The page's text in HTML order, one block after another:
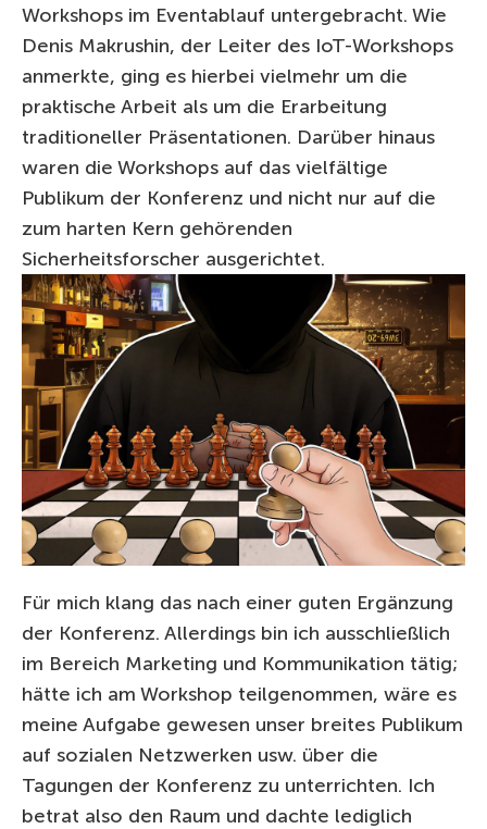
Workshops im Eventablauf untergebracht. Wie
Denis Makrushin, der Leiter des IoT-Workshops
anmerkte, ging es hierbei vielmehr um die
praktische Arbeit als um die Erarbeitung
traditioneller Präsentationen. Darüber hinaus
waren die Workshops auf das vielfältige
Publikum der Konferenz und nicht nur auf die
zum harten Kern gehörenden
Sicherheitsforscher ausgerichtet.
Für mich klang das nach einer guten Ergänzung
der Konferenz. Allerdings bin ich ausschließlich
im Bereich Marketing und Kommunikation tätig;
hätte ich am Workshop teilgenommen, wäre es
meine Aufgabe gewesen unser breites Publikum
auf sozialen Netzwerken usw. über die
Tagungen der Konferenz zu unterrichten. Ich
betrat also den Raum und dachte lediglich